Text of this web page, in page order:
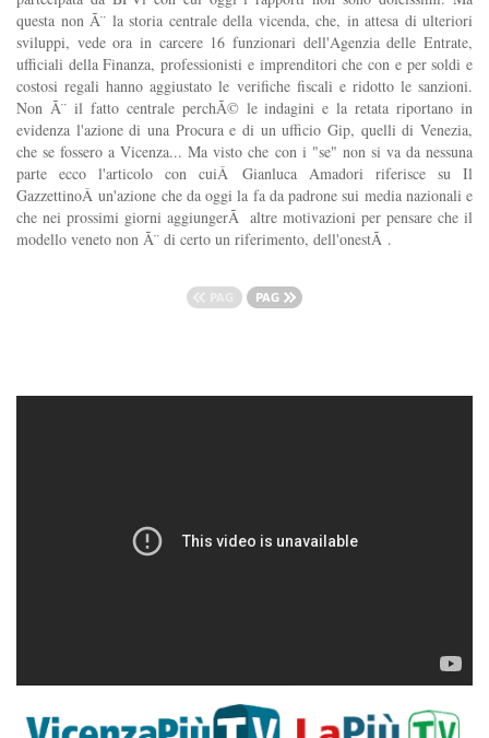
questa non Ã¨ la storia centrale della vicenda, che, in attesa di ulteriori
sviluppi, vede ora in carcere 16 funzionari dell'Agenzia delle Entrate,
ufficiali della Finanza, professionisti e imprenditori che con e per soldi e
costosi regali hanno aggiustato le verifiche fiscali e ridotto le sanzioni.
Non Ã¨ il fatto centrale perchÃ© le indagini e la retata riportano in
evidenza l'azione di una Procura e di un ufficio Gip, quelli di Venezia,
che se fossero a Vicenza... Ma visto che con i "se" non si va da nessuna
parte ecco l'articolo con cuiÂ Gianluca Amadori riferisce su Il
GazzettinoÂ un'azione che da oggi la fa da padrone sui media nazionali e
che nei prossimi giorni aggiungerÃ altre motivazioni per pensare che il
modello veneto non Ã¨ di certo un riferimento, dell'onestÃ .